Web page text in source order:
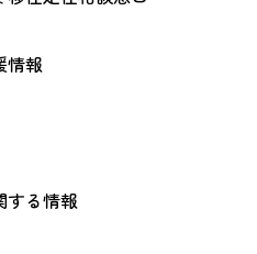
情報
する情報